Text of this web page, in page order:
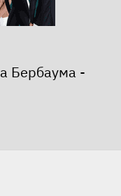
Бербаума -